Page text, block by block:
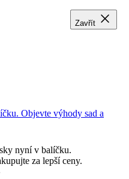
Objevte výhody sad a
nyní v balíčku.
za lepší ceny.
Zavřít
Zavřít
Zavřít